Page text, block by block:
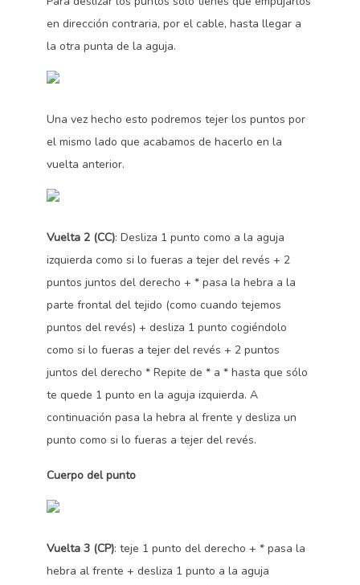
en dirección contraria, por el cable, hasta llegar a
la otra punta de la aguja.
Una vez hecho esto podremos tejer los puntos por
el mismo lado que acabamos de hacerlo en la
vuelta anterior.
Vuelta 2 (CC): Desliza 1 punto como a la aguja
izquierda como si lo fueras a tejer del revés + 2
puntos juntos del derecho + * pasa la hebra a la
parte frontal del tejido (como cuando tejemos
puntos del revés) + desliza 1 punto cogiéndolo
como si lo fueras a tejer del revés + 2 puntos
juntos del derecho * Repite de * a * hasta que sólo
te quede 1 punto en la aguja izquierda. A
continuación pasa la hebra al frente y desliza un
punto como si lo fueras a tejer del revés.
Cuerpo del punto
Vuelta 3 (CP): teje 1 punto del derecho + * pasa la
hebra al frente + desliza 1 punto a la aguja